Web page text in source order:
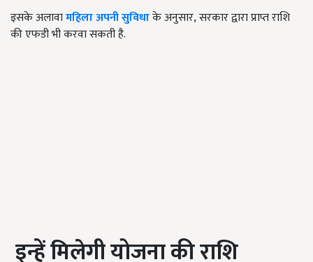
इसके अलावामहिला अपनी सुविधाके अनुसार,सरकार द्वारा प्राप्त राशि
की एफडी भी करवा सकती है.
इन्हें मिलेगी योजना की राशि